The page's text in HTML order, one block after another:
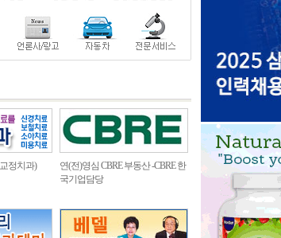
정치과)
연(전)영심 CBRE 부동산 -CBRE 한
국기업담당